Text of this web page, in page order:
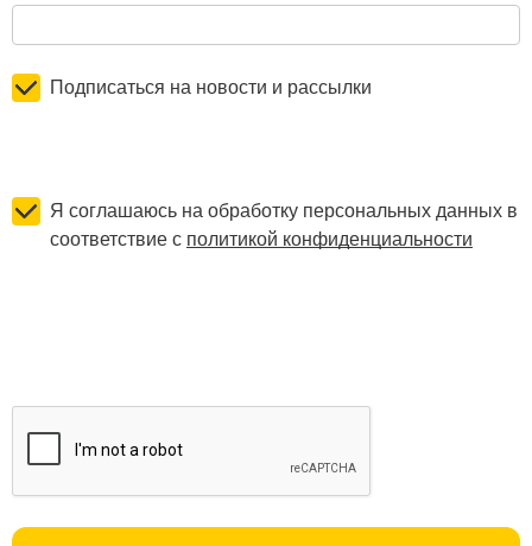
Подписаться на новости и рассылки
Я соглашаюсь на обработку персональных данных в
соответствие с политикой конфиденциальности